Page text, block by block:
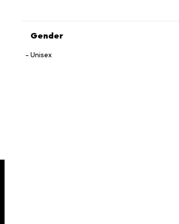
Gender
Unisex